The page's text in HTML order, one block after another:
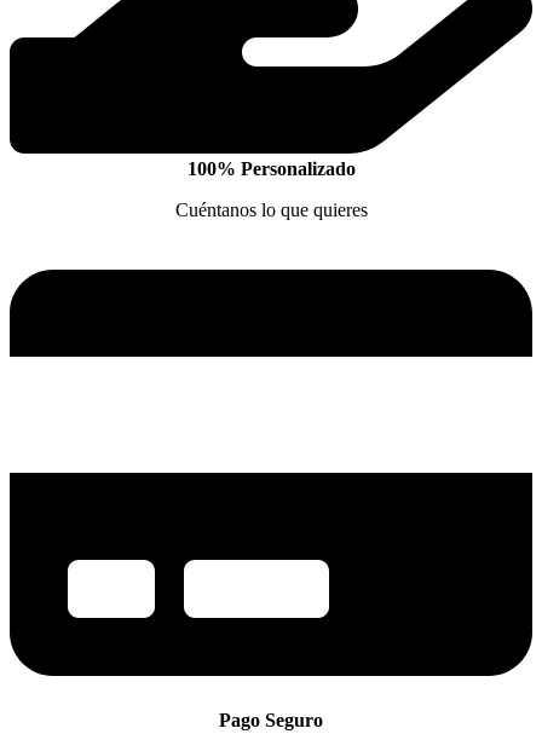
100% Personalizado
Cuéntanos lo que quieres
Pago Seguro